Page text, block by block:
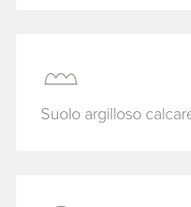
Suolo argilloso